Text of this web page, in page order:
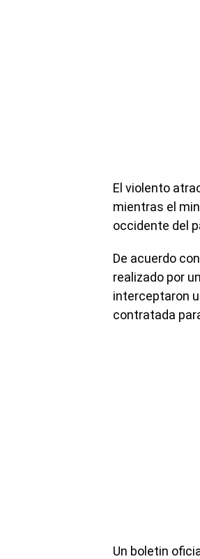
El violento
mientras el
occidente del
De acuerdo
realizado por
interceptaron
contratada
Un boletin